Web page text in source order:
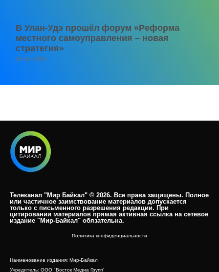
В Улан-Удэ прошёл форум «Реформа
местного самоуправления – новая
стратегия»
05.08.2026
Телеканал "Мир Байкал" © 2026. Все права защищены. Полное
или частичное заимствование материалов допускается
только с письменного разрешения редакции. При
цитировании материалов прямая активная ссылка на сетевое
издание "Мир-Байкал" обязательна.​
Политика конфиденциальности
Наименование издания: Мир-Байкал
Учредитель: ООО "Восток Медиа Групп"